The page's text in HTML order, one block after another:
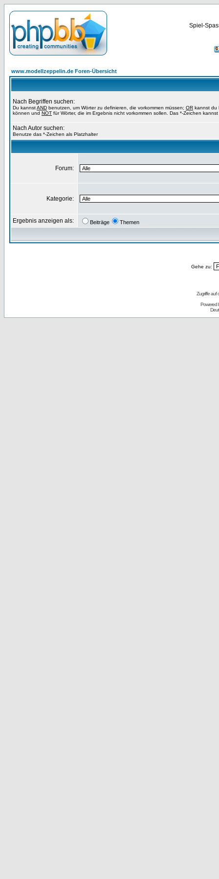
Spiel-
www.modellzeppelin.de Foren-Übersicht
Nach Begriffen suchen:
Du kannstAND benutzen, um Wörter zu definieren, die vorkommen müssen; OR kannst du
können und NOT für Wörter, die im Ergebnis nicht vorkommen sollen. Das *-Zeichen
Nach Autor suchen:
Benutze das *-Zeichen als Platzhalter
Forum:
Kategorie:
Ergebnis anzeigen als: Beiträge Themen
Gehe zu:
Zugriffe auf
Powered